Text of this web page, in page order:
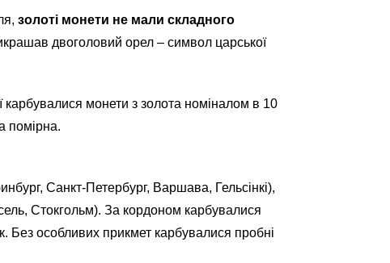
золоті монети не мали складного
двоголовий орел – символ царської
карбувалися монети з золота номіналом в 10
помірна.
Санкт-Петербург, Варшава, Гельсінкі),
Стокгольм). За кордоном карбувалися
Без особливих прикмет карбувалися пробні